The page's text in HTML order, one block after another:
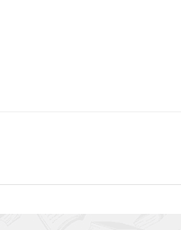
чтобы знать. Философские и